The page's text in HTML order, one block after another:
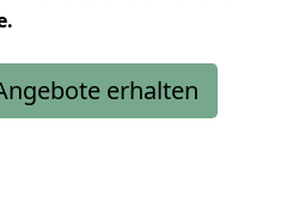
erhalten